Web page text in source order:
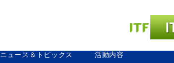
ニュース＆トピックス 活動内容